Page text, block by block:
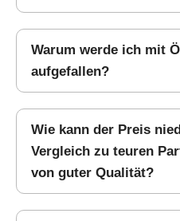
Warum werde ich mit
aufgefallen?
Wie kann der Preis
Vergleich zu teuren
von guter Qualität?